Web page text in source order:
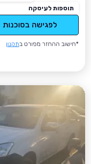
תוספות לעיסקה
לפגישה בסוכנות
*חישוב ההחזר מפורט בתקנון